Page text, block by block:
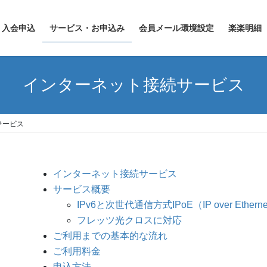
入会申込 サービス・お申込み 会員メール環境設定 楽楽明細
インターネット接続サービス
ービス
インターネット接続サービス
サービス概要
IPv6と次世代通信方式IPoE（IP over
フレッツ光クロスに対応
ご利用までの基本的な流れ
ご利用料金